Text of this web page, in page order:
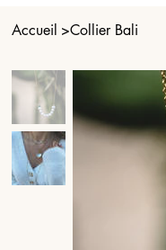
Accueil >Collier Bali